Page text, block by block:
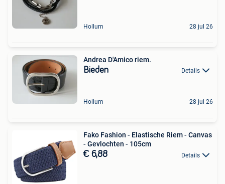
Hollum 28 jul 26
Andrea D'Amico riem.
Bieden Details
Hollum 28 jul 26
Fako Fashion - Elastische Riem - Canvas
- Gevlochten - 105cm
€ 6,88 Details